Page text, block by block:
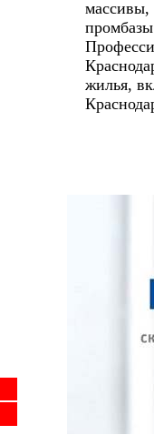
массивы,
жилья,